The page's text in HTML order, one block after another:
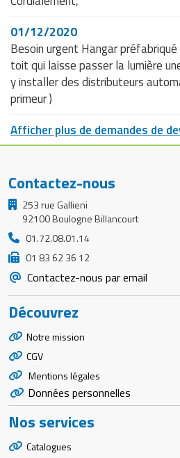
01/12/2020
Besoin urgent Hangar préfabriqué
toit qui laisse passer la lumière
y installer des distributeurs
primeur )
Afficher plus de demandes de
Contactez-nous
253 rue Gallieni
92100 Boulogne Billancourt
01.72.08.01.14
01 83 62 36 12
Contactez-nous par email
Découvrez
Notre mission
CGV
Mentions légales
Données personnelles
Nos services
Catalogues